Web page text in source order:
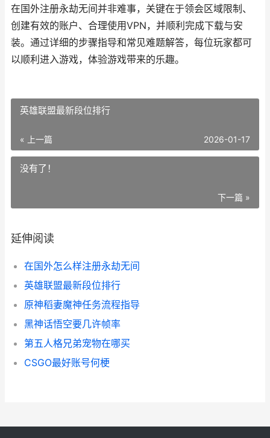
在国外注册永劫无间并非难事，关键在于领会区域限制、
创建有效的账户、合理使用VPN，并顺利完成下载与安
装。通过详细的步骤指导和常见难题解答，每位玩家都可
以顺利进入游戏，体验游戏带来的乐趣。
英雄联盟最新段位排行
« 上一篇 2026-01-17
没有了！
下一篇 »
延伸阅读
在国外怎么样注册永劫无间
英雄联盟最新段位排行
原神稻妻魔神任务流程指导
黑神话悟空要几许帧率
第五人格兄弟宠物在哪买
CSGO最好账号何梗